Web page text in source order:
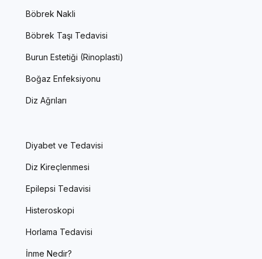
Böbrek Nakli
Böbrek Taşı Tedavisi
Burun Estetiği (Rinoplasti)
Boğaz Enfeksiyonu
Diz Ağrıları
Diyabet ve Tedavisi
Diz Kireçlenmesi
Epilepsi Tedavisi
Histeroskopi
Horlama Tedavisi
İnme Nedir?